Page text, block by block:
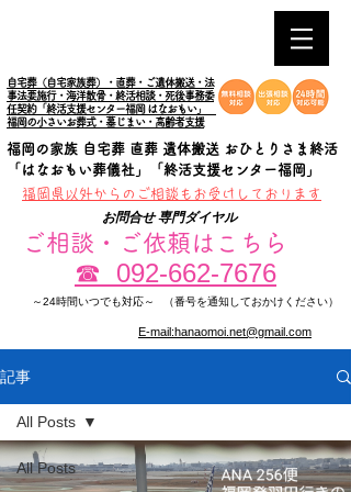
自宅葬（自宅家族葬）・直葬・ご遺体搬送・法
事法要施行・海洋散骨・終活相談・死後事務委
任契約「終活支援センター福岡 はなおもい」
福岡の小さいお葬式・墓じまい・高齢者支援
福岡の家族 自宅葬 直葬 遺体搬送 おひとりさま終活
「はなおもい葬儀社」「終活支援センター福岡」
​福岡県以外からのご相談もお受けしております
お問合せ 専門ダイヤル
ご相談・ご依頼はこちら
☎ 092-662-7676
～24時間いつでも対応～ （番号を通知しておかけください）
E-mail:hanaomoi.net@gmail.com
記事
All Posts
All Posts